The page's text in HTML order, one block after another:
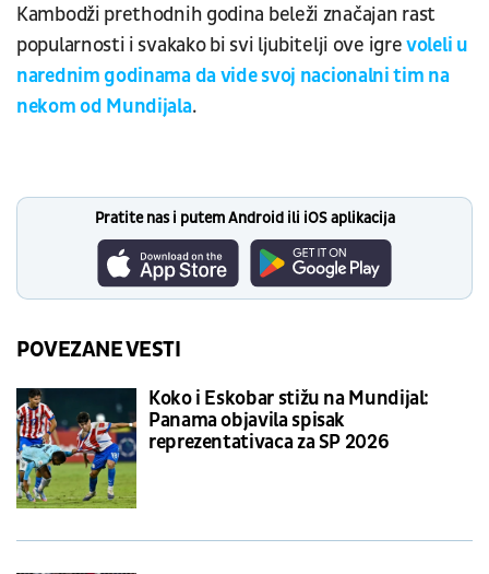
Kambodži prethodnih godina beleži značajan rast
popularnosti i svakako bi svi ljubitelji ove igrevoleli u
narednim godinama da vide svoj nacionalni tim na
nekom od Mundijala.
Pratite nas i putem Android ili iOS aplikacija
POVEZANE VESTI
Koko i Eskobar stižu na Mundijal:
Panama objavila spisak
reprezentativaca za SP 2026